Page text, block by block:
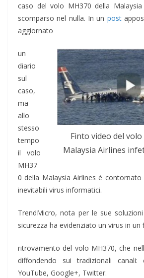
caso del volo MH370 della
scomparso nel nulla. In un post
aggiornato
Finto video del
Malaysia Airlines
un
diario
sul
caso,
ma
allo
stesso
tempo
il volo
MH37
0 della Malaysia Airlines è contornato
inevitabili virus informatici.
TrendMicro, nota per le sue
sicurezza ha evidenziato un virus in
ritrovamento del volo MH370, che
diffondendo sui tradizionali canali:
YouTube, Google+, Twitter.